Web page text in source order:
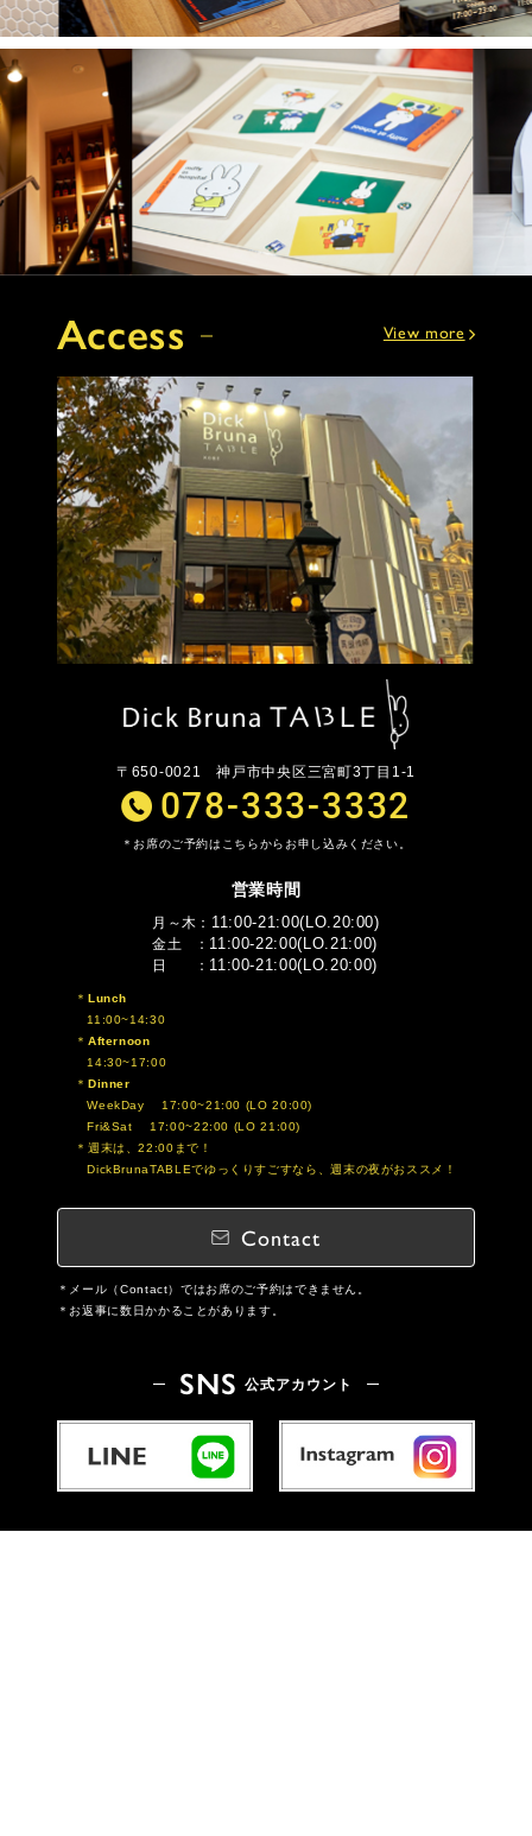
Access View more
〒650-0021神戸市中央区三宮町3丁目1-1
078-333-3332
お席のご予約はこちらからお申し込みください。
営業時間
月～木 11:00-21:00(LO.20:00)
金土 11:00-22:00(LO.21:00)
日 11:00-21:00(LO.20:00)
Lunch
11:00~14:30
Afternoon
14:30~17:00
Dinner
WeekDay 17:00~21:00 (LO 20:00)
Fri&Sat 17:00~22:00 (LO 21:00)
週末は、22:00まで！
DickBrunaTABLEでゆっくりすごすなら、週末の夜がおススメ！
Contact
メール（Contact）ではお席のご予約はできません。
お返事に数日かかることがあります。
SNS 公式アカウント